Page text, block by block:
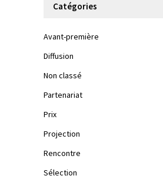
Catégories
Avant-première
Diffusion
Non classé
Partenariat
Prix
Projection
Rencontre
Sélection